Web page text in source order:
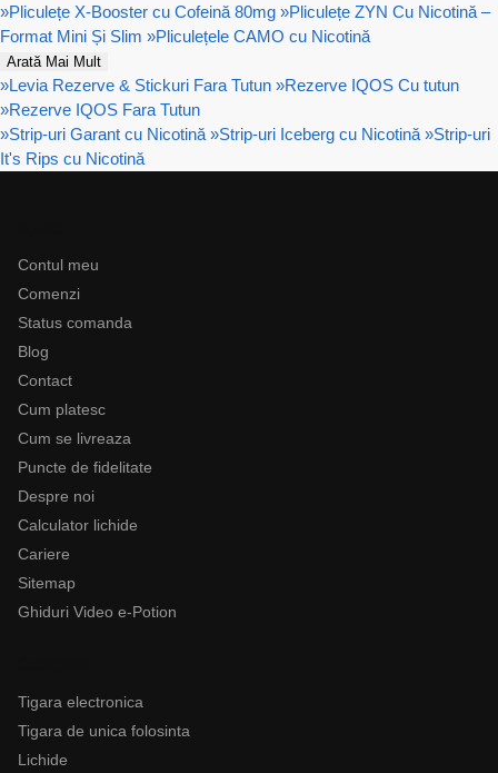
»Pliculețe X-Booster cu Cofeină 80mg »Pliculețe ZYN Cu Nicotină –
Format Mini Și Slim »Pliculețele CAMO cu Nicotină
Arată Mai Mult
»Levia Rezerve & Stickuri Fara Tutun »Rezerve IQOS Cu tutun
»Rezerve IQOS Fara Tutun
»Strip-uri Garant cu Nicotină »Strip-uri Iceberg cu Nicotină »Strip-uri
It's Rips cu Nicotină
Contul meu
Comenzi
Status comanda
Blog
Contact
Cum platesc
Cum se livreaza
Puncte de fidelitate
Despre noi
Calculator lichide
Cariere
Sitemap
Ghiduri Video e-Potion
Tigara electronica
Tigara de unica folosinta
Lichide